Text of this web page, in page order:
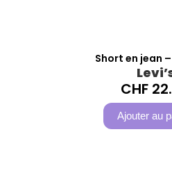
Short en jean –
CHF
Ajouter au